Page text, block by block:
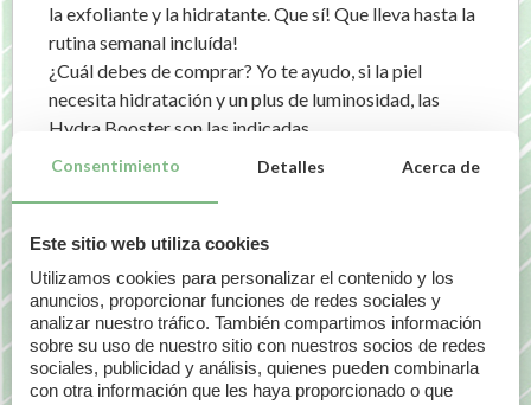
la exfoliante y la hidratante. Que sí! Que lleva hasta la
rutina semanal incluída!
¿Cuál debes de comprar? Yo te ayudo, si la piel
necesita hidratación y un plus de luminosidad, las
Hydra Booster son las indicadas.
[ads_color_box
color_background=»#eee»
color_text=»#444″]
Booster Ampollas Martiderm
[/ads_color_box]
Si la piel tiene manchas, ha abusado del sol, sin duda
necesita las Pigment Booster (además de un buen
Consentimiento Detalles Acerca de
Este sitio web utiliza cookies
Utilizamos cookies para personalizar el contenido y los
anuncios, proporcionar funciones de redes sociales y
analizar nuestro tráfico. También compartimos información
sobre su uso de nuestro sitio con nuestros socios de redes
sociales, publicidad y análisis, quienes pueden combinarla
con otra información que les haya proporcionado o que